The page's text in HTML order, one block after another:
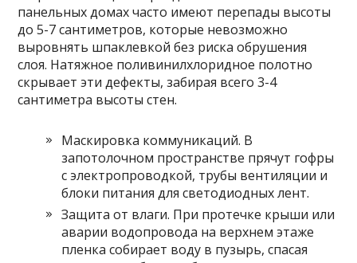
панельных домах часто имеют перепады высоты
до 5-7 сантиметров, которые невозможно
выровнять шпаклевкой без риска обрушения
слоя. Натяжное поливинилхлоридное полотно
скрывает эти дефекты, забирая всего 3-4
сантиметра высоты стен.
Маскировка коммуникаций. В
запотолочном пространстве прячут гофры
с электропроводкой, трубы вентиляции и
блоки питания для светодиодных лент.
Защита от влаги. При протечке крыши или
аварии водопровода на верхнем этаже
пленка собирает воду в пузырь, спасая